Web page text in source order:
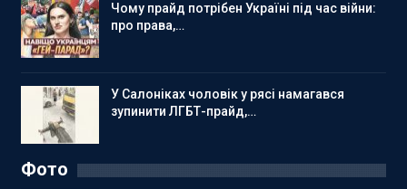
Чому прайд потрібен Україні під час війни:
про права,…
У Салоніках чоловік у рясі намагався
зупинити ЛГБТ-прайд,…
Фото